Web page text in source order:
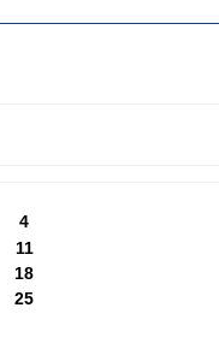
4
11
18
25